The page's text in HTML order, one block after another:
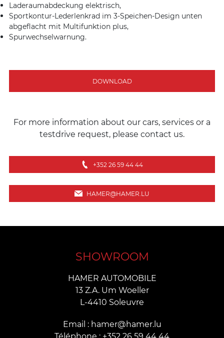
Laderaumabdeckung elektrisch,
Sportkontur-Lederlenkrad im 3-Speichen-Design unten
abgeflacht mit Multifunktion plus,
Spurwechselwarnung.
DOWNLOAD
For more information about our cars, services or a
testdrive request, please contact us.
+352 26 59 44 44
HAMER@HAMER.LU
SHOWROOM
HAMER AUTOMOBILE
13 Z.A. Um Woeller
L-4410 Soleuvre
Email : hamer@hamer.lu
Téléphone : +352 26 59 44 44